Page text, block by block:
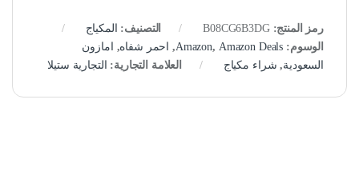
رمز المنتج:B08CG6B3DG التصنيف: المكياج
الوسوم:
Amazon, Amazon Deals
, احمر شفاه, امازون
السعودية, شراء مكياج العلامة التجارية: التجارية ستيلا